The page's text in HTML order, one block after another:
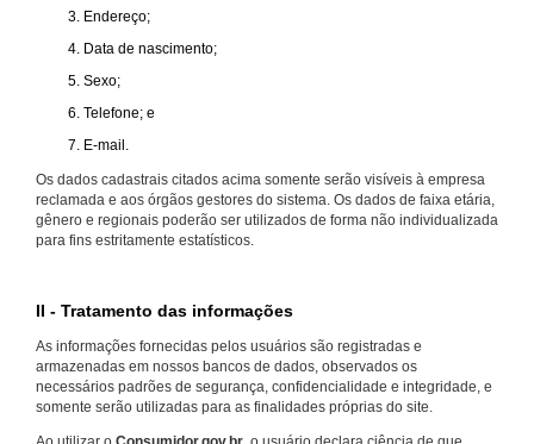
Endereço;
Data de nascimento;
Sexo;
Telefone; e
E-mail.
Os dados cadastrais citados acima somente serão visíveis à empresa
reclamada e aos órgãos gestores do sistema. Os dados de faixa etária,
gênero e regionais poderão ser utilizados de forma não individualizada
para fins estritamente estatísticos.
II - Tratamento das informações
As informações fornecidas pelos usuários são registradas e
armazenadas em nossos bancos de dados, observados os
necessários padrões de segurança, confidencialidade e integridade, e
somente serão utilizadas para as finalidades próprias do site.